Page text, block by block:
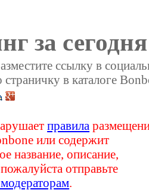
за
ссылку в
страничку в каталоге
правила
или содержит
название, описание,
отправьте